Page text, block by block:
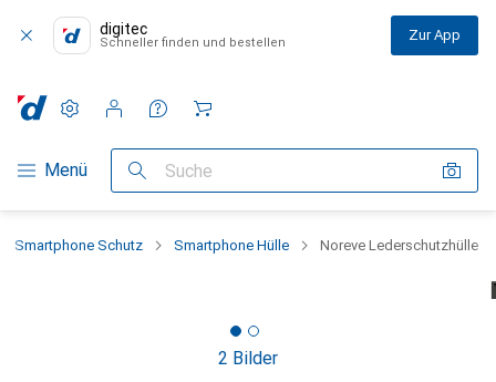
digitec
Schneller finden und bestellen Zur App
Navigation nach Kategorien
Menü Suche
Einstellungen
Kundenkonto
Vergleichslisten
Merklisten
Warenkorb
Smartphone Schutz Smartphone Hülle Noreve Lederschutzhülle
2 Bilder